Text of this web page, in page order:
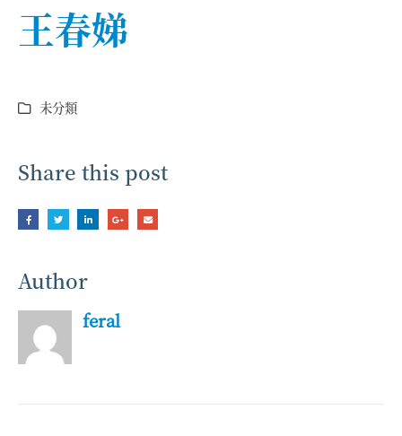
王春娣
未分類
Share this post
Author
feral